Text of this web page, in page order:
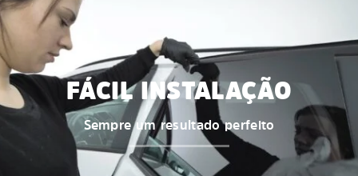
FÁCIL INSTALAÇÃO
Sempre um resultado perfeito